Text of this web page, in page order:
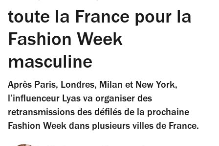
toute la France pour la
Fashion Week
masculine
Après Paris, Londres, Milan et New York,
l’influenceur Lyas va organiser des
retransmissions des défilés de la prochaine
Fashion Week dans plusieurs villes de France.